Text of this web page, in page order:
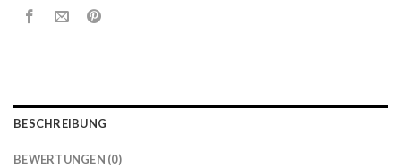
BESCHREIBUNG
BEWERTUNGEN (0)